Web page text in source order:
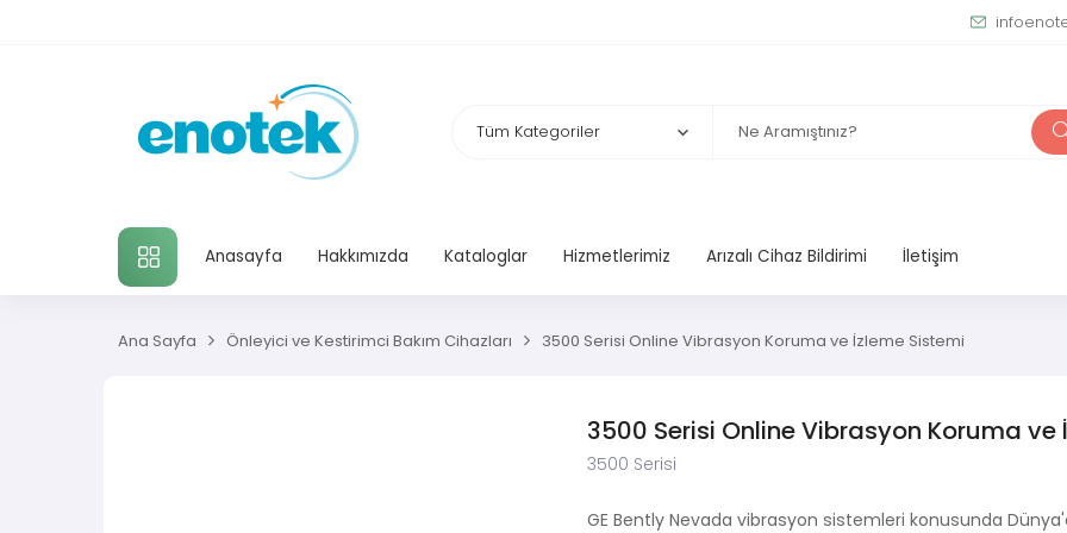
TÜM KATEGORILER
Anasayfa Hakkımızda Kataloglar Hizmetlerimiz Arızalı Cihaz Bildirimi İletişim
Ana Sayfa Önleyici ve Kestirimci Bakım Cihazları 3500 Serisi Online Vibrasyon Koruma ve İzleme Sistemi
3500 Serisi Online Vibrasyon Koruma ve
3500 Serisi
GE Bently Nevada vibrasyon sistemleri konusunda